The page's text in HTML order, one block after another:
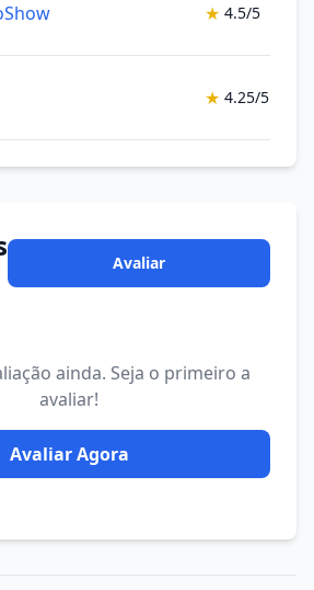
★ 4.5/5
★ 4.25/5
Avaliar
ainda. Seja o primeiro a
avaliar!
Avaliar Agora